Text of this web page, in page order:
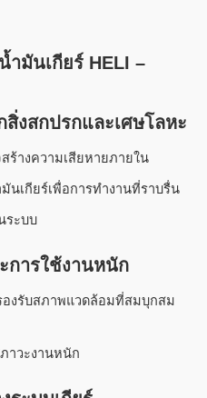
มันเกียร์ HELI –
สิ่งสกปรกและเศษโลหะ
ร้างความเสียหายภายใน
นเกียร์เพื่อการทำงานที่ราบรื่น
ระบบ
การใช้งานหนัก
งรับสภาพแวดล้อมที่สมบุกสม
าวะงานหนัก